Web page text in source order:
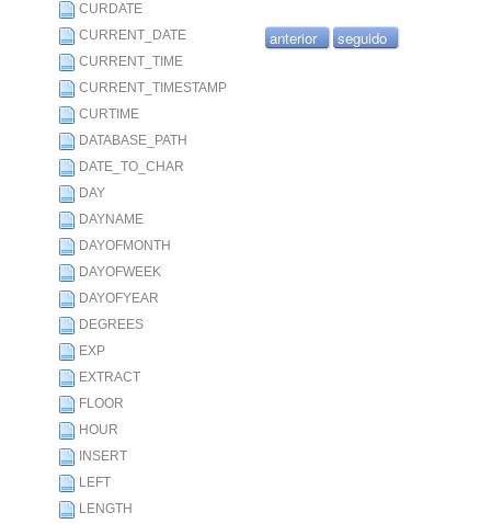
CURDATE
CURRENT_DATE
CURRENT_TIME
CURRENT_TIMESTAMP
CURTIME
DATABASE_PATH
DATE_TO_CHAR
DAY
DAYNAME
DAYOFMONTH
DAYOFWEEK
DAYOFYEAR
DEGREES
EXP
EXTRACT
FLOOR
HOUR
INSERT
LEFT
LENGTH
anterior seguido